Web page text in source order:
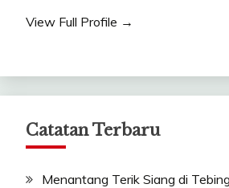
View Full Profile →
Catatan Terbaru
Menantang Terik Siang di